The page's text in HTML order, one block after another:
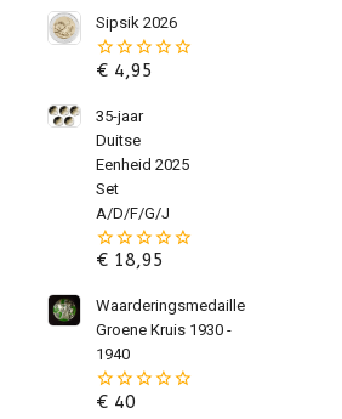
Sipsik 2026
0
de
€4,95
35-jaar
Duitse
Eenheid 2025
Set
A/D/F/G/J
0
de
5
€18,95
Waarderingsmedaille
Groene Kruis 1930 -
1940
0
€40